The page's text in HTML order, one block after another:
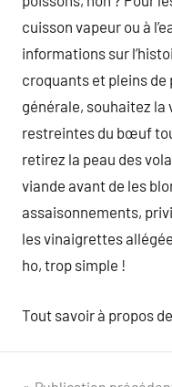
cuisson vapeur ou à
informations sur
croquants et pleins
générale, souhaitez la
restreintes du bœuf
retirez la peau des
viande avant de les
assaisonnements,
les vinaigrettes
ho, trop simple !
Tout savoir à propos de